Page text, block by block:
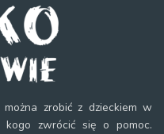
zrobić z dzieckiem w
kogo zwrócić się o pomoc.